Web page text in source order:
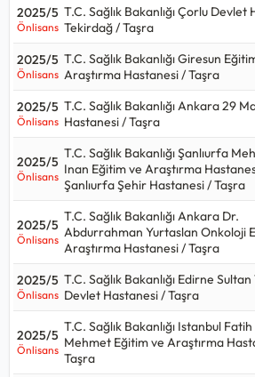
2025/5
Önlisans
T.C. Sağlık Bakanlığı Çorlu Devlet
Tekirdağ / Taşra
2025/5
Önlisans
T.C. Sağlık Bakanlığı Giresun
Araştırma Hastanesi / Taşra
2025/5
Önlisans
T.C. Sağlık Bakanlığı Ankara 29
Hastanesi / Taşra
2025/5
Önlisans
T.C. Sağlık Bakanlığı Şanlıurfa
Inan Eğitim ve Araştırma
Şanlıurfa Şehir Hastanesi / Taşra
2025/5
Önlisans
T.C. Sağlık Bakanlığı Ankara Dr.
Abdurrahman Yurtaslan Onkoloji
Araştırma Hastanesi / Taşra
2025/5
Önlisans
T.C. Sağlık Bakanlığı Edirne
Devlet Hastanesi / Taşra
2025/5
Önlisans
T.C. Sağlık Bakanlığı Istanbul
Mehmet Eğitim ve Araştırma
Taşra